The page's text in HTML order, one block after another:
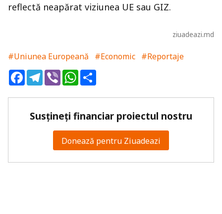
reflectă neapărat viziunea UE sau GIZ.
ziuadeazi.md
#Uniunea Europeană #Economic #Reportaje
FacebookTelegram
ViberWhatsApp
Susțineți financiar proiectul nostru
Donează pentru Ziuadeazi